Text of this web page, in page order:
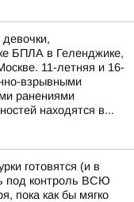
БПЛА в Геленджике,
11-летняя и 16-
взрывными
ранениями
находятся в...
готовятся (и в
под контроль ВСЮ
пока как бы мягко